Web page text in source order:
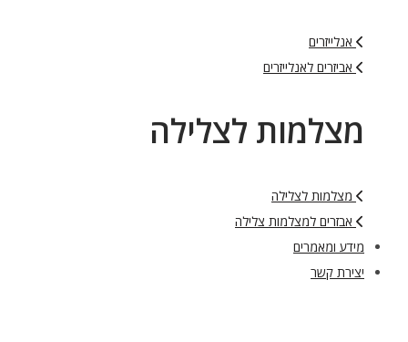
אנלייזרים
אביזרים לאנלייזרים
מצלמות לצלילה
מצלמות לצלילה
אבזרים למצלמות צלילה
מידע ומאמרים
יצירת קשר